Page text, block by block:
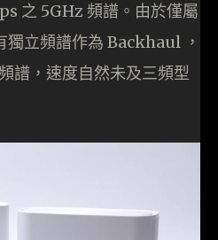
之 5GHz 頻譜。由於僅屬
立頻譜作為 Backhaul ，
譜，速度自然未及三頻型